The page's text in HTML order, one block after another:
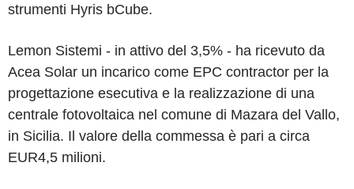
strumenti Hyris bCube.
Lemon Sistemi - in attivo del 3,5% - ha ricevuto da
Acea Solar un incarico come EPC contractor per la
progettazione esecutiva e la realizzazione di una
centrale fotovoltaica nel comune di Mazara del Vallo,
in Sicilia. Il valore della commessa è pari a circa
EUR4,5 milioni.